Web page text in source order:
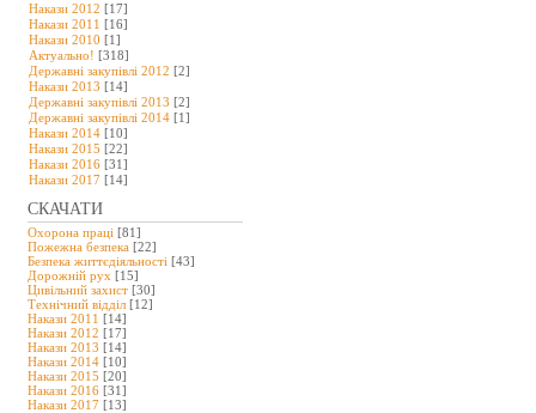
Накази 2012 [17]
Накази 2011 [16]
Накази 2010 [1]
Актуально! [318]
Державні закупівлі 2012 [2]
Накази 2013 [14]
Державні закупівлі 2013 [2]
Державні закупівлі 2014 [1]
Накази 2014 [10]
Накази 2015 [22]
Накази 2016 [31]
Накази 2017 [14]
СКАЧАТИ
Охорона праці [81]
Пожежна безпека [22]
Безпека життєдіяльності [43]
Дорожній рух [15]
Цивільний захист [30]
Технічний відділ [12]
Накази 2011 [14]
Накази 2012 [17]
Накази 2013 [14]
Накази 2014 [10]
Накази 2015 [20]
Накази 2016 [31]
Накази 2017 [13]